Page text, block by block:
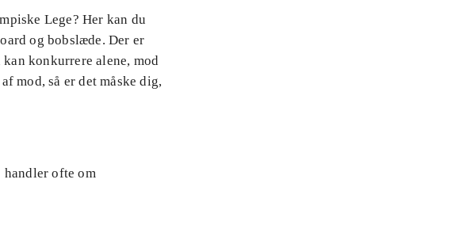
Lege? Her kan du
og bobslæde. Der er
konkurrere alene, mod
mod, så er det måske dig,
handler ofte om